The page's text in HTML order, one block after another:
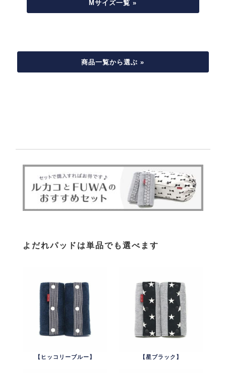
Mサイズ一覧 »
商品一覧から選ぶ »
よだれパッドは単品でも選べます
【ヒッコリーブルー】 【星ブラック】